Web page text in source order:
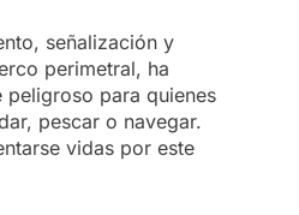
señalización y
perimetral, ha
peligroso para quienes
pescar o navegar.
vidas por este